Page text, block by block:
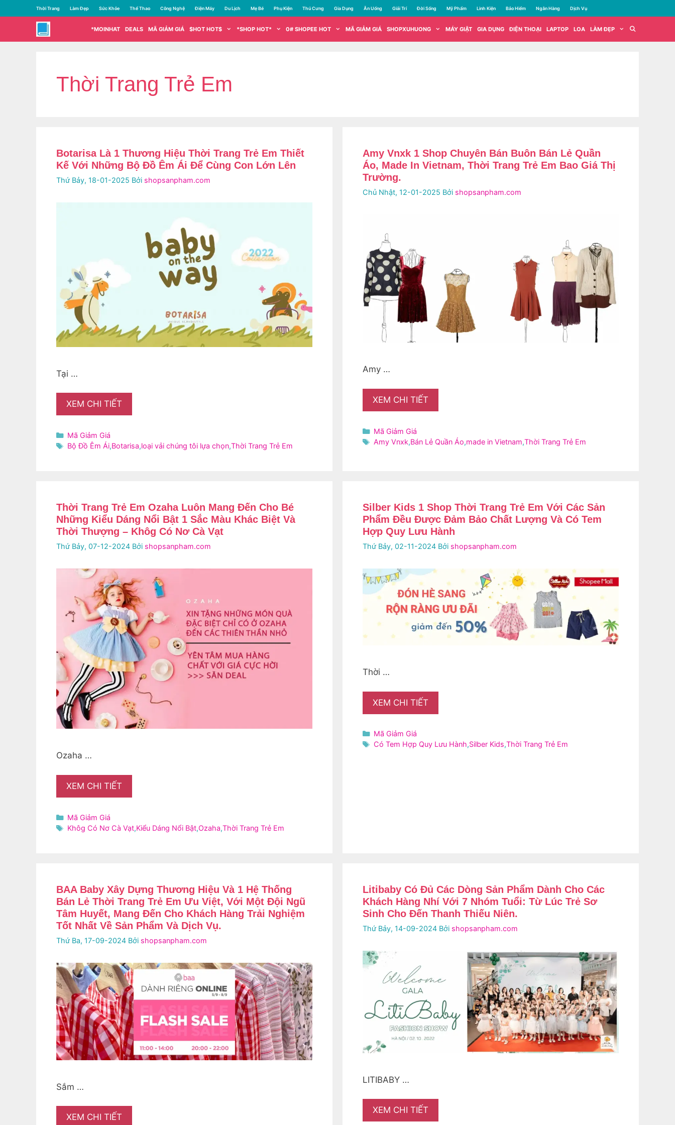
đến
dung
Thời Trang Làm Đẹp Sức Khỏe Thể Thao Công Nghệ Điện Máy Du Lịch Mẹ Bé Phụ Kiện Thú Cưng Gia Dụng Ăn Uống Giải Trí Đời Sống Mỹ Phẩm Linh Kiện Bảo Hiểm Ngân Hàng Dịch Vụ
*MOINHAT DEALS MÃ GIẢM GIÁ $HOT HOT$ *SHOP HOT* 0# SHOPEE HOT MÃ GIẢM GIÁ SHOPXUHUONG MÁY GIẶT GIA DỤNG ĐIỆN THOẠI LAPTOP LOA LÀM ĐẸP
Thời Trang Trẻ Em
Botarisa Là 1 Thương Hiệu Thời Trang Trẻ Em Thiết
Kế Với Những Bộ Đồ Êm Ái Để Cùng Con Lớn Lên
Thứ Bảy, 18-01-2025 Bởi shopsanpham.com
Tại …
XEM CHI TIẾT
Danh
mục
Mã Giảm Giá
Thẻ
Bộ Đồ Êm Ái,Botarisa,loại vải chúng tôi lựa chọn,Thời Trang Trẻ Em
Amy Vnxk 1 Shop Chuyên Bán Buôn Bán Lẻ Quần
Áo, Made In Vietnam, Thời Trang Trẻ Em Bao Giá Thị
Trường.
Chủ Nhật, 12-01-2025 Bởi shopsanpham.com
Amy …
XEM CHI TIẾT
Danh
mục
Mã Giảm Giá
Thẻ
Amy Vnxk,Bán Lẻ Quần Áo,made in Vietnam,Thời Trang Trẻ Em
Thời Trang Trẻ Em Ozaha Luôn Mang Đến Cho Bé
Những Kiểu Dáng Nổi Bật 1 Sắc Màu Khác Biệt Và
Thời Thượng – Khôg Có Nơ Cà Vạt
Thứ Bảy, 07-12-2024 Bởi shopsanpham.com
Ozaha …
XEM CHI TIẾT
Danh
mục
Mã Giảm Giá
Thẻ
Khôg Có Nơ Cà Vạt,Kiểu Dáng Nổi Bật,Ozaha,Thời Trang Trẻ Em
Silber Kids 1 Shop Thời Trang Trẻ Em Với Các Sản
Phẩm Đều Được Đảm Bảo Chất Lượng Và Có Tem
Hợp Quy Lưu Hành
Thứ Bảy, 02-11-2024 Bởi shopsanpham.com
Thời …
XEM CHI TIẾT
Danh
mục
Mã Giảm Giá
Thẻ
Có Tem Hợp Quy Lưu Hành,Silber Kids,Thời Trang Trẻ Em
BAA Baby Xây Dựng Thương Hiệu Và 1 Hệ Thống
Bán Lẻ Thời Trang Trẻ Em Ưu Việt, Với Một Đội Ngũ
Tâm Huyết, Mang Đến Cho Khách Hàng Trải Nghiệm
Tốt Nhất Về Sản Phẩm Và Dịch Vụ.
Thứ Ba, 17-09-2024 Bởi shopsanpham.com
Sắm …
XEM CHI TIẾT
Litibaby Có Đủ Các Dòng Sản Phẩm Dành Cho Các
Khách Hàng Nhí Với 7 Nhóm Tuổi: Từ Lúc Trẻ Sơ
Sinh Cho Đến Thanh Thiếu Niên.
Thứ Bảy, 14-09-2024 Bởi shopsanpham.com
LITIBABY …
XEM CHI TIẾT